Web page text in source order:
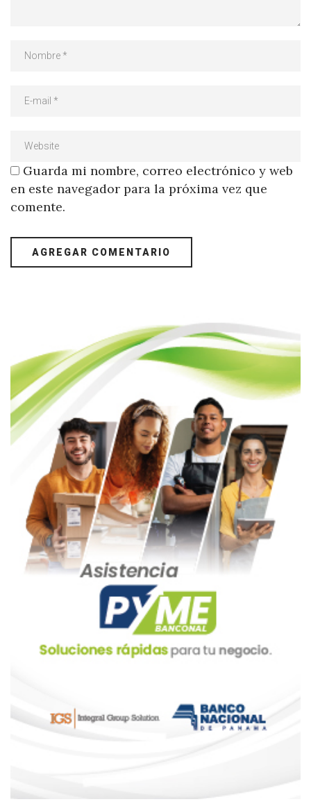
Guarda mi nombre, correo electrónico y web
en este navegador para la próxima vez que
comente.